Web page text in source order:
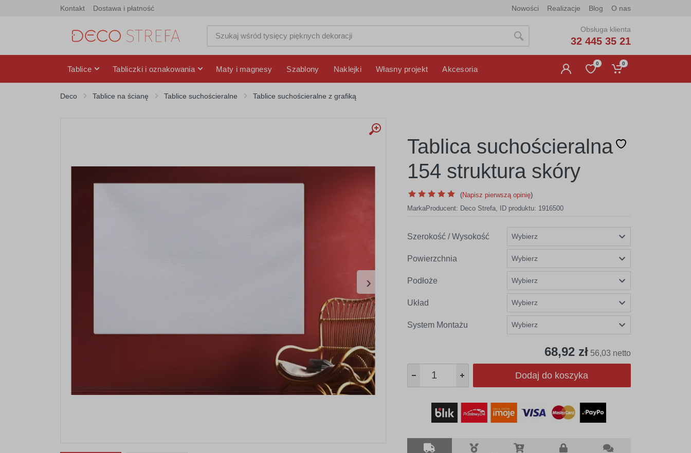
Kontakt Dostawa i płatność Nowości Realizacje Blog O nas
Obsługa klienta
32 445 35 21
Tablice Tabliczki i oznakowania Maty i magnesy Szablony Naklejki Własny projekt Akcesoria
0 0
Deco Tablice na ścianę Tablice suchościeralne Tablice suchościeralne z grafiką
›
Tablica suchościeralna
154 struktura skóry
(Napisz pierwszą opinię)
MarkaProducent: Deco Strefa, ID produktu: 1916500
Szerokość / Wysokość
Powierzchnia
Podłoże
Układ
System Montażu
68,92 zł 56,03 netto
Dodaj do koszyka